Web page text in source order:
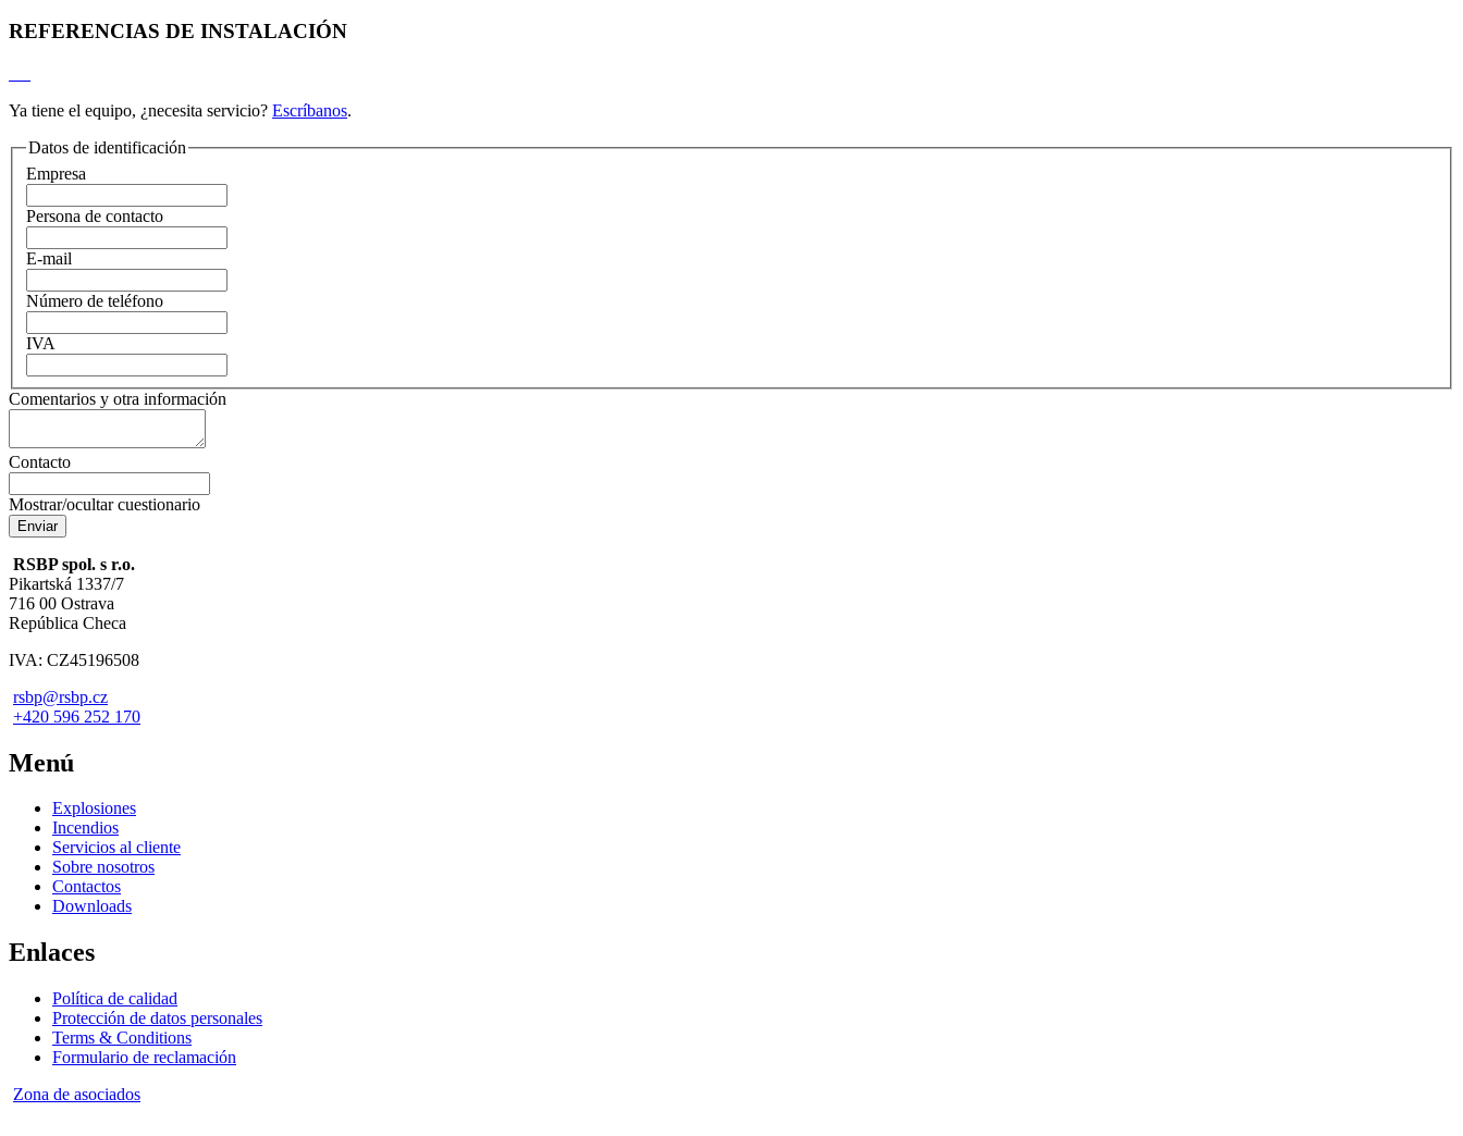
REFERENCIAS DE INSTALACIÓN
Ya tiene el equipo, ¿necesita servicio? Escríbanos.
Datos de identificación
Empresa
Persona de contacto
E-mail
Número de teléfono
IVA
Comentarios y otra información
Contacto
Mostrar/ocultar cuestionario
RSBP spol. s r.o.
Pikartská 1337/7
716 00 Ostrava
República Checa
IVA: CZ45196508
rsbp@rsbp.cz
+420 596 252 170
Menú
Explosiones
Incendios
Servicios al cliente
Sobre nosotros
Contactos
Downloads
Enlaces
Política de calidad
Protección de datos personales
Terms & Conditions
Formulario de reclamación
Zona de asociados